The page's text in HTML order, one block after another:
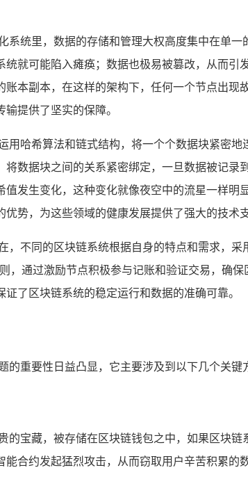
系统里，数据的存储和管理大权高度集中在单
就可能陷入瘫痪；数据也极易被篡改，从而
本副本，在这样的架构下，任何一个节点出
提供了坚实的保障。
用哈希算法和链式结构，将一个个数据块紧密
数据块之间的关系紧密绑定，一旦数据被记
发生变化，这种变化就像夜空中的流星一样
势，为这些领域的健康发展提供了强大的技术支
不同的区块链系统根据自身的特点和需求，
，通过激励节点积极参与记账和验证交易，确
了区块链系统的稳定运行和数据的准确可靠。
重要性日益凸显，它主要涉及到以下几个关键
的宝藏，被存储在区块链钱包之中，如果区块
合约发起猛烈攻击，从而窃取用户辛苦积累